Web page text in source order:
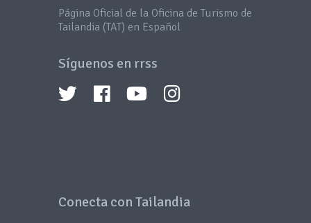
Página Oficial de la Oficina de Turismo de
Tailandia (TAT) en Español
Síguenos en rrss
Conecta con Tailandia